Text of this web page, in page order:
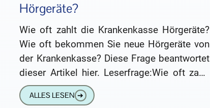
Hörgeräte?
Wie oft zahlt die Krankenkasse Hörgeräte?
Wie oft bekommen Sie neue Hörgeräte von
der Krankenkasse? Diese Frage beantwortet
dieser Artikel hier. Leserfrage:Wie oft zahlt
die Krankenkasse Hörgeräte??? Vor nem
Jahr
ALLES LESEN ➔